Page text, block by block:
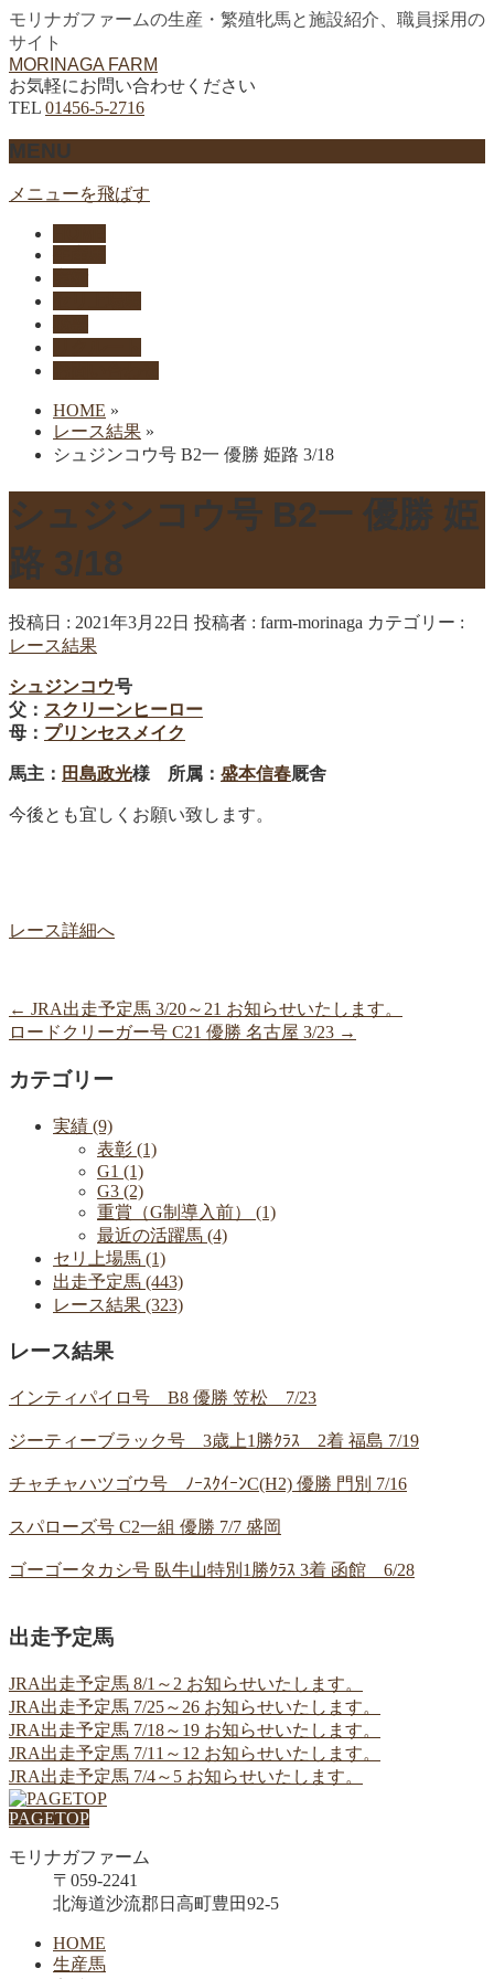
モリナガファームの生産・繁殖牝馬と施設紹介、職員採用の
サイト
MORINAGA FARM
お気軽にお問い合わせください
TEL 01456-5-2716
MENU
メニューを飛ばす
HOME »
レース結果 »
シュジンコウ号 B2一 優勝 姫路 3/18
シュジンコウ号 B2一 優勝 姫
路 3/18
投稿日 : 2021年3月22日 投稿者 : farm-morinaga カテゴリー :
レース結果
シュジンコウ号
父： スクリーンヒーロー
母： プリンセスメイク
馬主： 田島政光様 所属： 盛本信春厩舎
今後とも宜しくお願い致します。
レース詳細へ
← JRA出走予定馬 3/20～21 お知らせいたします。
ロードクリーガー号 C21 優勝 名古屋 3/23 →
カテゴリー
実績 (9)
表彰 (1)
G1 (1)
G3 (2)
重賞（G制導入前） (1)
最近の活躍馬 (4)
セリ上場馬 (1)
出走予定馬 (443)
レース結果 (323)
レース結果
インティパイロ号 B8 優勝 笠松 7/23
ジーティーブラック号 3歳上1勝ｸﾗｽ 2着 福島 7/19
チャチャハツゴウ号 ﾉｰｽｸｲｰﾝC(H2) 優勝 門別 7/16
スパローズ号 C2一組 優勝 7/7 盛岡
ゴーゴータカシ号 臥牛山特別1勝ｸﾗｽ 3着 函館 6/28
出走予定馬
JRA出走予定馬 8/1～2 お知らせいたします。
JRA出走予定馬 7/25～26 お知らせいたします。
JRA出走予定馬 7/18～19 お知らせいたします。
JRA出走予定馬 7/11～12 お知らせいたします。
JRA出走予定馬 7/4～5 お知らせいたします。
PAGETOP
モリナガファーム
〒059-2241
北海道沙流郡日高町豊田92-5
HOME
生産馬